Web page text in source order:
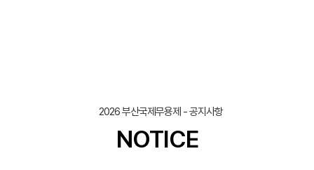
2026 부산국제무용제 - 공지사항
NOTICE